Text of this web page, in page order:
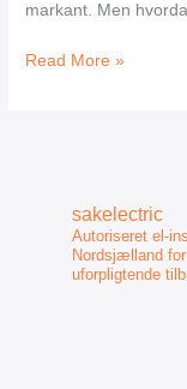
markant. Men
Read More »
sakelectric
Autoriseret el-
Nordsjælland
uforpligtende